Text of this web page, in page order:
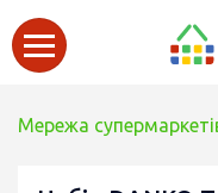
Мережа